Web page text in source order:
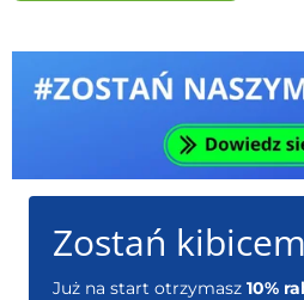
Zostań
Już na start otrzymasz 10%